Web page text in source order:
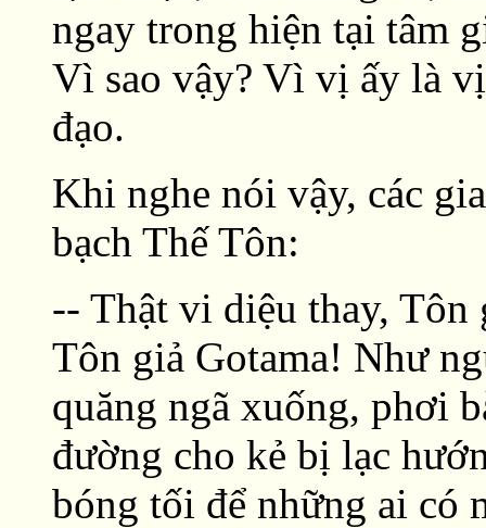
ngay trong hiện tại tâm
Vì sao vậy? Vì vị ấy là
đạo.
Khi nghe nói vậy, các
bạch Thế Tôn:
-- Thật vi diệu thay, Tôn
Tôn giả Gotama! Như
quăng ngã xuống, phơi
đường cho kẻ bị lạc
bóng tối để những ai có